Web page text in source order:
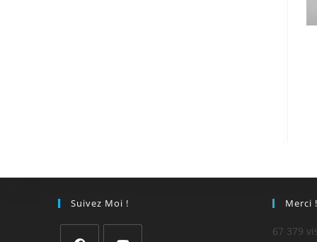
Suivez Moi ! Merci !
67 379